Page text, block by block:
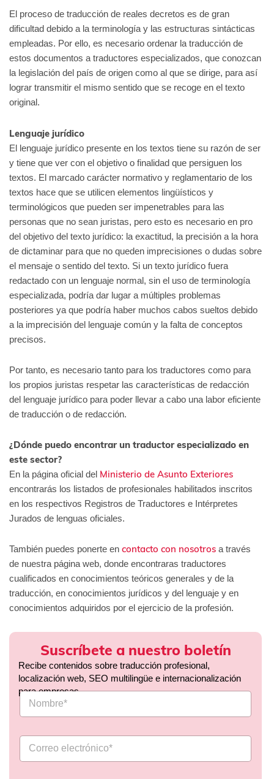
El proceso de traducción de reales decretos es de gran
dificultad debido a la terminología y las estructuras sintácticas
empleadas. Por ello, es necesario ordenar la traducción de
estos documentos a traductores especializados, que conozcan
la legislación del país de origen como al que se dirige, para así
lograr transmitir el mismo sentido que se recoge en el texto
original.
Lenguaje jurídico
El lenguaje jurídico presente en los textos tiene su razón de ser
y tiene que ver con el objetivo o finalidad que persiguen los
textos. El marcado carácter normativo y reglamentario de los
textos hace que se utilicen elementos lingüísticos y
terminológicos que pueden ser impenetrables para las
personas que no sean juristas, pero esto es necesario en pro
del objetivo del texto jurídico: la exactitud, la precisión a la hora
de dictaminar para que no queden imprecisiones o dudas sobre
el mensaje o sentido del texto. Si un texto jurídico fuera
redactado con un lenguaje normal, sin el uso de terminología
especializada, podría dar lugar a múltiples problemas
posteriores ya que podría haber muchos cabos sueltos debido
a la imprecisión del lenguaje común y la falta de conceptos
precisos.
Por tanto, es necesario tanto para los traductores como para
los propios juristas respetar las características de redacción
del lenguaje jurídico para poder llevar a cabo una labor eficiente
de traducción o de redacción.
¿Dónde puedo encontrar un traductor especializado en
este sector?
En la página oficial del Ministerio de Asunto Exteriores
encontrarás los listados de profesionales habilitados inscritos
en los respectivos Registros de Traductores e Intérpretes
Jurados de lenguas oficiales.
También puedes ponerte en contacto con nosotros a través
de nuestra página web, donde encontraras traductores
cualificados en conocimientos teóricos generales y de la
traducción, en conocimientos jurídicos y del lenguaje y en
conocimientos adquiridos por el ejercicio de la profesión.
Suscríbete a nuestro boletín
Recibe contenidos sobre traducción profesional,
localización web, SEO multilingüe e internacionalización
para empresas.